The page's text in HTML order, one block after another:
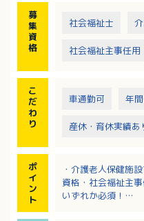
募
集
資
格
社会福祉士
社会福祉主事任用
こ
だ
わ
り
車通勤可 年
産休・育休実績あ
ポ
イ
ン
ト
・介護老人保健施
資格・社会福祉主
いずれか必須！